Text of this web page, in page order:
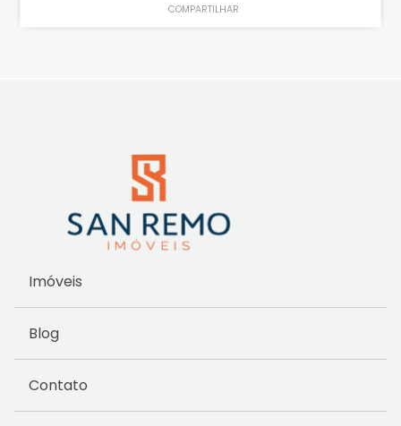
COMPARTILHAR
Imóveis
Blog
Contato